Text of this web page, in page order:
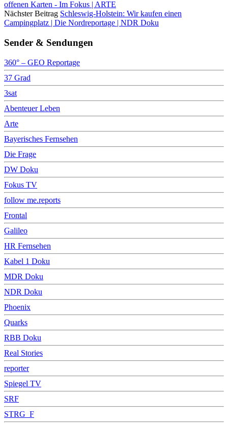
offenen Karten - Im Fokus | ARTE
Nächster Beitrag Schleswig-Holstein: Wir kaufen einen
Campingplatz | Die Nordreportage | NDR Doku
Sender & Sendungen
360° – GEO Reportage
37 Grad
3sat
Abenteuer Leben
Arte
Bayerisches Fernsehen
Die Frage
DW Doku
Fokus TV
follow me.reports
Frontal
Galileo
HR Fernsehen
Kabel 1 Doku
MDR Doku
NDR Doku
Phoenix
Quarks
RBB Doku
Real Stories
reporter
Spiegel TV
SRF
STRG_F